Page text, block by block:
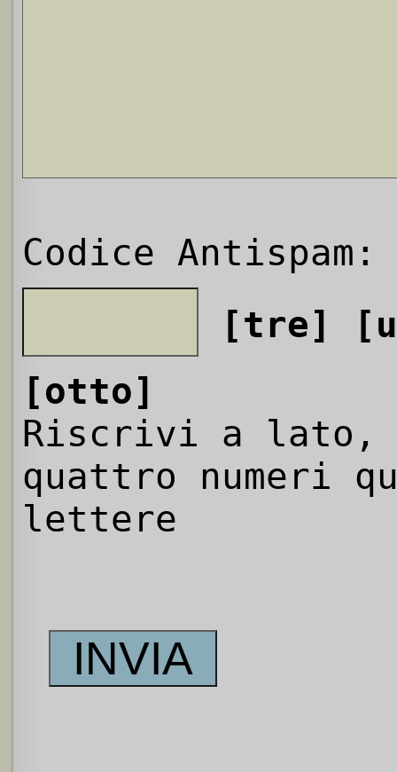
Codice Antispam:
[tre]
[otto]
Riscrivi a
quattro numeri
lettere